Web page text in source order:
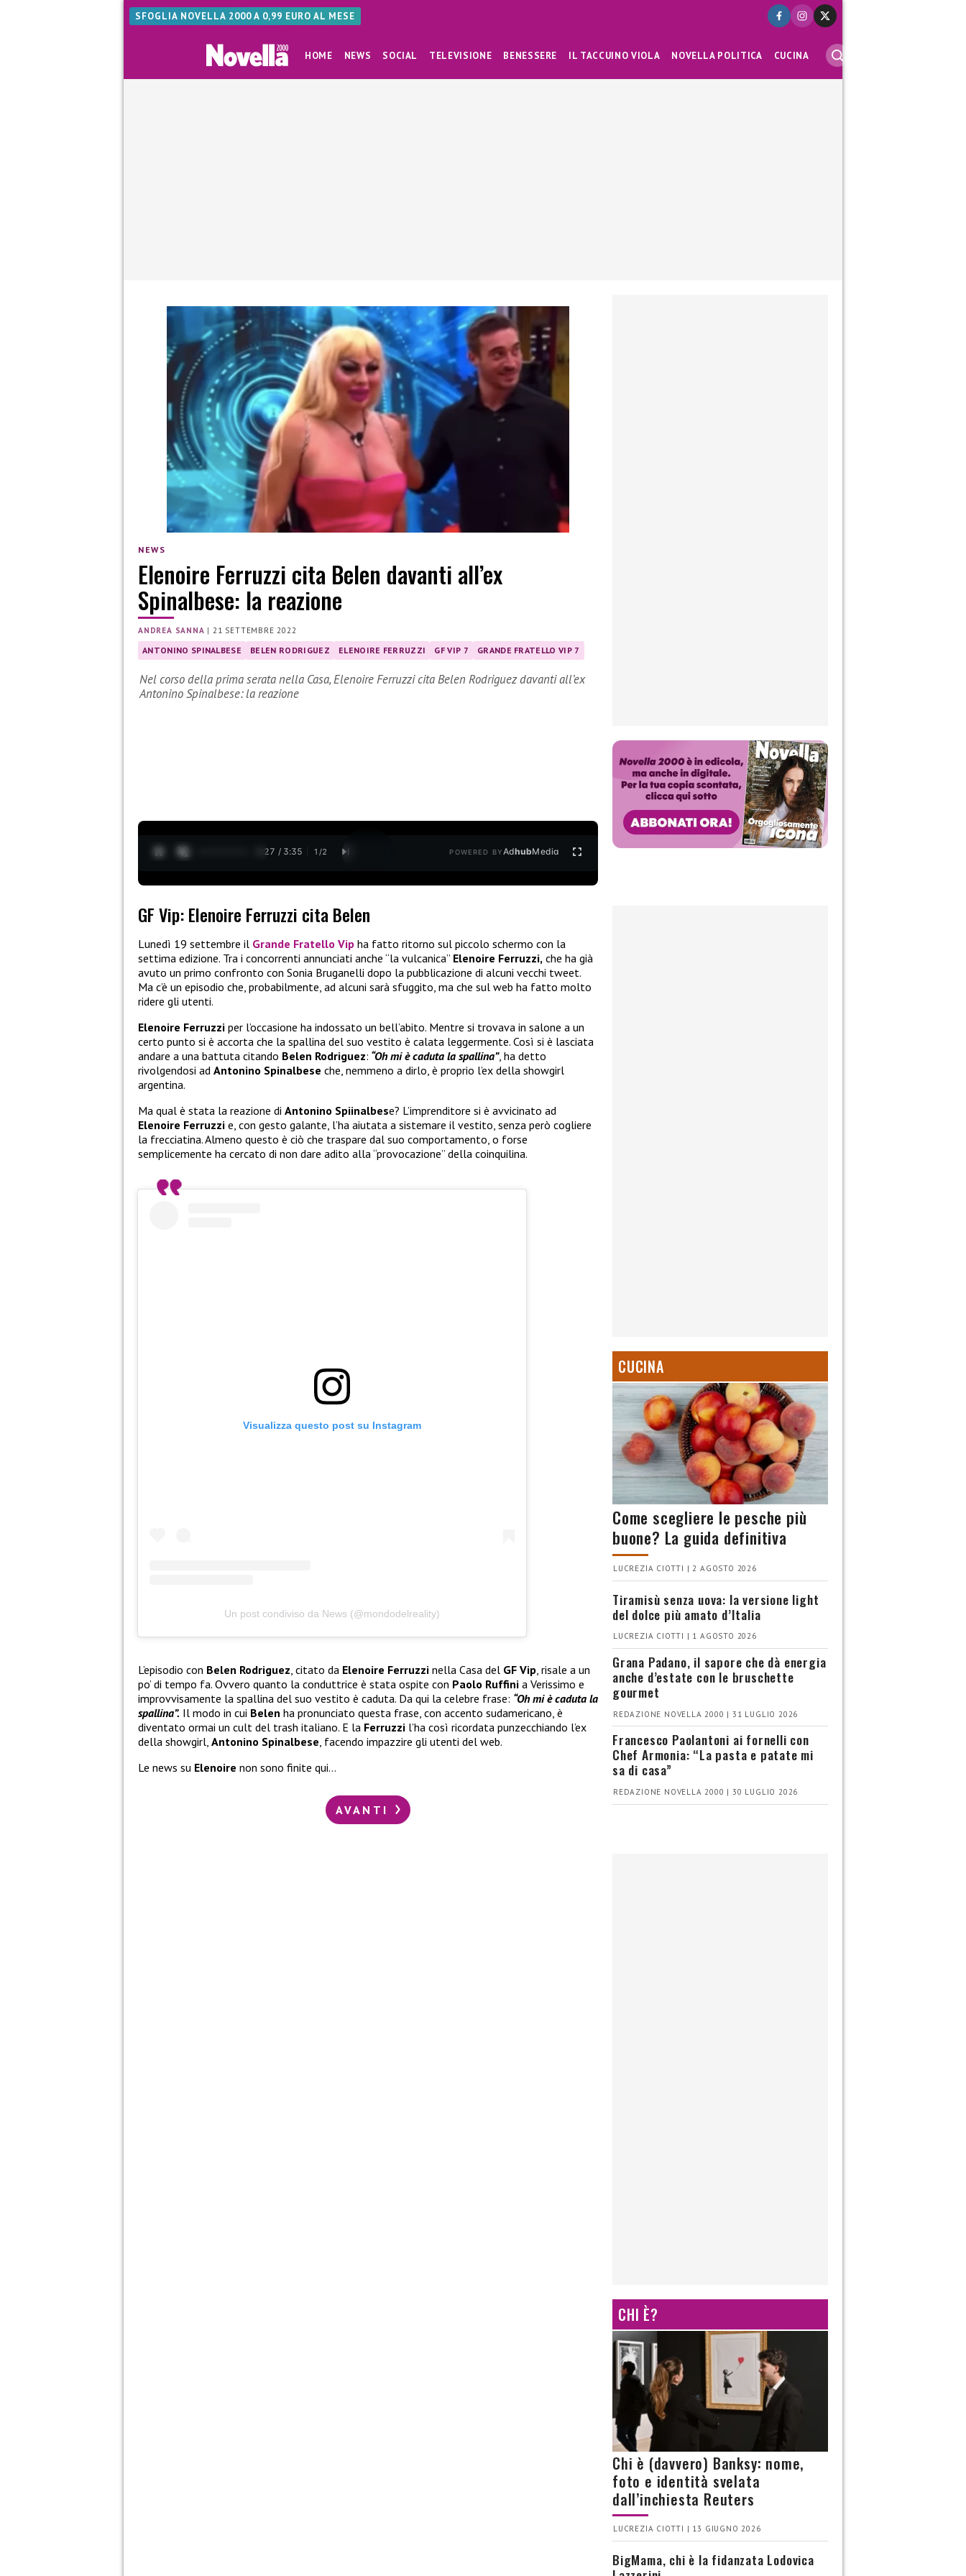
SFOGLIA NOVELLA 2000 A 0,99 EURO AL MESE
HOME NEWS SOCIAL TELEVISIONE BENESSERE IL TACCUINO VIOLA NOVELLA POLITICA CUCINA
NEWS
Elenoire Ferruzzi cita Belen davanti all’ex
Spinalbese: la reazione
ANDREA SANNA |21 SETTEMBRE 2022
ANTONINO SPINALBESE BELEN RODRIGUEZ ELENOIRE FERRUZZI GF VIP 7 GRANDE FRATELLO VIP 7
Nel corso della prima serata nella Casa, Elenoire Ferruzzi cita Belen Rodriguez davanti all’ex
Antonino Spinalbese: la reazione
0:28 / 3:35 1 /2 POWERED BYAdhubMedia
GF Vip: Elenoire Ferruzzi cita Belen
Lunedì 19 settembre il Grande Fratello Vip ha fatto ritorno sul piccolo schermo con la
settima edizione. Tra i concorrenti annunciati anche “la vulcanica” Elenoire Ferruzzi, che ha già
avuto un primo confronto con Sonia Bruganelli dopo la pubblicazione di alcuni vecchi tweet.
Ma c’è un episodio che, probabilmente, ad alcuni sarà sfuggito, ma che sul web ha fatto molto
ridere gli utenti.
Elenoire Ferruzzi per l’occasione ha indossato un bell’abito. Mentre si trovava in salone a un
certo punto si è accorta che la spallina del suo vestito è calata leggermente. Così si è lasciata
andare a una battuta citando Belen Rodriguez: “Oh mi è caduta la spallina”, ha detto
rivolgendosi ad Antonino Spinalbese che, nemmeno a dirlo, è proprio l’ex della showgirl
argentina.
Ma qual è stata la reazione di Antonino Spiinalbese? L’imprenditore si è avvicinato ad
Elenoire Ferruzzi e, con gesto galante, l’ha aiutata a sistemare il vestito, senza però cogliere
la frecciatina. Almeno questo è ciò che traspare dal suo comportamento, o forse
semplicemente ha cercato di non dare adito alla “provocazione” della coinquilina.
Visualizza questo post su Instagram
Un post condiviso da News (@mondodelreality)
L’episodio con Belen Rodriguez, citato da Elenoire Ferruzzi nella Casa del GF Vip, risale a un
po’ di tempo fa. Ovvero quanto la conduttrice è stata ospite con Paolo Ruffini a Verissimo e
improvvisamente la spallina del suo vestito è caduta. Da qui la celebre frase: “Oh mi è caduta la
spallina”. Il modo in cui Belen ha pronunciato questa frase, con accento sudamericano, è
diventato ormai un cult del trash italiano. E la Ferruzzi l’ha così ricordata punzecchiando l’ex
della showgirl, Antonino Spinalbese, facendo impazzire gli utenti del web.
Le news su Elenoire non sono finite qui…
AVANTI
CUCINA
Come scegliere le pesche più
buone? La guida definitiva
LUCREZIA CIOTTI | 2 AGOSTO 2026
Tiramisù senza uova: la versione light
del dolce più amato d’Italia
LUCREZIA CIOTTI | 1 AGOSTO 2026
Grana Padano, il sapore che dà energia
anche d’estate con le bruschette
gourmet
REDAZIONE NOVELLA 2000 | 31 LUGLIO 2026
Francesco Paolantoni ai fornelli con
Chef Armonia: “La pasta e patate mi
sa di casa”
REDAZIONE NOVELLA 2000 | 30 LUGLIO 2026
CHI È?
Chi è (davvero) Banksy: nome,
foto e identità svelata
dall’inchiesta Reuters
LUCREZIA CIOTTI | 13 GIUGNO 2026
BigMama, chi è la fidanzata Lodovica